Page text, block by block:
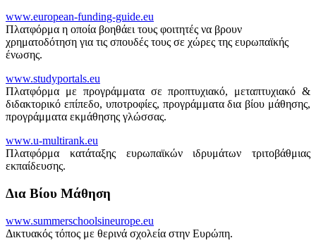
www.european-funding-guide.eu
Πλατφόρμα η οποία βοηθάει τους φοιτητές να βρουν
χρηματοδότηση για τις σπουδές τους σε χώρες της ευρωπαϊκής
ένωσης.
www.studyportals.eu
Πλατφόρμα με προγράμματα σε προπτυχιακό, μεταπτυχιακό &
διδακτορικό επίπεδο, υποτροφίες, προγράμματα δια βίου μάθησης,
προγράμματα εκμάθησης γλώσσας.
www.u-multirank.eu
Πλατφόρμα κατάταξης ευρωπαϊκών ιδρυμάτων τριτοβάθμιας
εκπαίδευσης.
Δια Βίου Μάθηση
www.summerschoolsineurope.eu
Δικτυακός τόπος με θερινά σχολεία στην Ευρώπη.